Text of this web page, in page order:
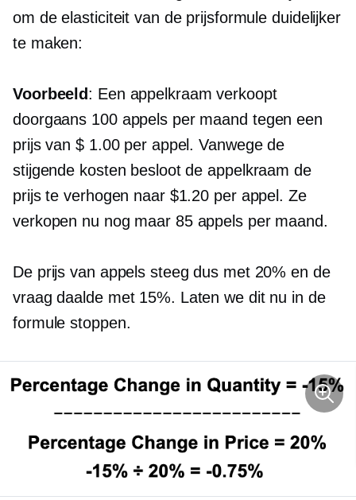
om de elasticiteit van de prijsformule duidelijker
te maken:
Voorbeeld: Een appelkraam verkoopt
doorgaans 100 appels per maand tegen een
prijs van $ 1.00 per appel. Vanwege de
stijgende kosten besloot de appelkraam de
prijs te verhogen naar $1.20 per appel. Ze
verkopen nu nog maar 85 appels per maand.
De prijs van appels steeg dus met 20% en de
vraag daalde met 15%. Laten we dit nu in de
formule stoppen.